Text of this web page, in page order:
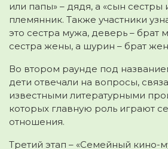
или папы» – дядя, а «сын сестры
племянник. Также участники
это сестра мужа, деверь – брат
сестра жены, а шурин – брат
Во втором раунде под
дети отвечали на вопросы,
известными литературными
которых главную роль играют
отношения.
Третий этап – «Семейный кино-